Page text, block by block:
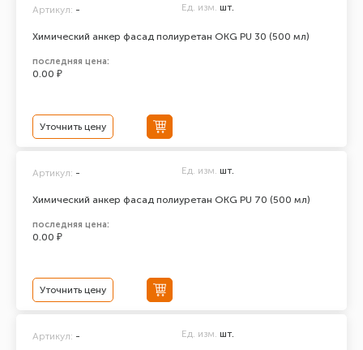
Химический анкер фасад полиуретан ОКG PU 30 (500 мл)
Артикул: - Ед. изм. шт.
последняя цена:
0.00 ₽
Уточнить цену
Химический анкер фасад полиуретан ОКG PU 70 (500 мл)
Артикул: - Ед. изм. шт.
последняя цена:
0.00 ₽
Уточнить цену
Артикул: - Ед. изм. шт.